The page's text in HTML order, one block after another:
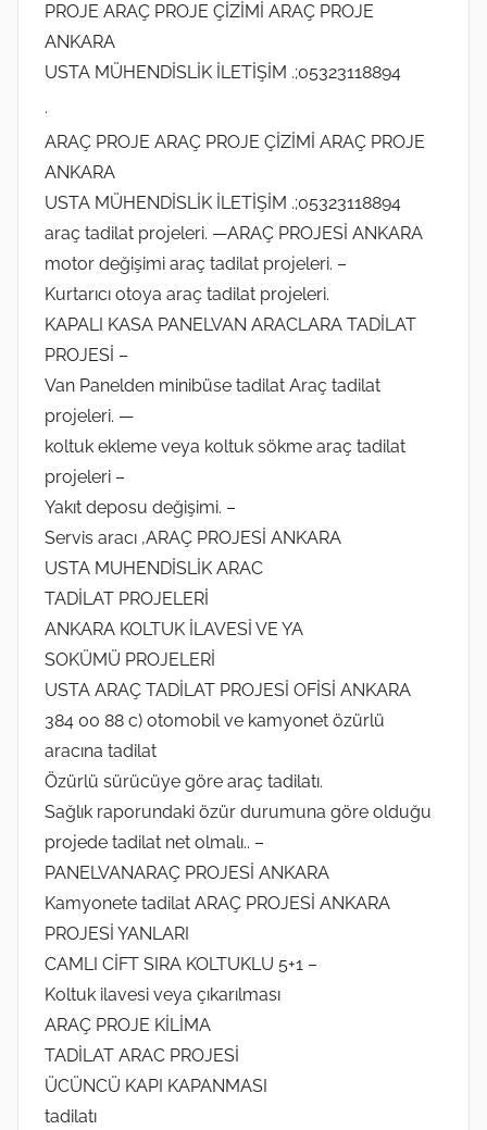
PROJE ARAÇ PROJE ÇİZİMİ ARAÇ PROJE
ANKARA
USTA MÜHENDİSLİK İLETİŞİM .;05323118894
.
ARAÇ PROJE ARAÇ PROJE ÇİZİMİ ARAÇ PROJE
ANKARA
USTA MÜHENDİSLİK İLETİŞİM .;05323118894
araç tadilat projeleri. —ARAÇ PROJESİ ANKARA
motor değişimi araç tadilat projeleri. –
Kurtarıcı otoya araç tadilat projeleri.
KAPALI KASA PANELVAN ARACLARA TADİLAT
PROJESİ –
Van Panelden minibüse tadilat Araç tadilat
projeleri. —
koltuk ekleme veya koltuk sökme araç tadilat
projeleri –
Yakıt deposu değişimi. –
Servis aracı ,ARAÇ PROJESİ ANKARA
USTA MUHENDİSLİK ARAC
TADİLAT PROJELERİ
ANKARA KOLTUK İLAVESİ VE YA
SOKÜMÜ PROJELERİ
USTA ARAÇ TADİLAT PROJESİ OFİSİ ANKARA
384 00 88 c) otomobil ve kamyonet özürlü
aracına tadilat
Özürlü sürücüye göre araç tadilatı.
Sağlık raporundaki özür durumuna göre olduğu
projede tadilat net olmalı.. –
PANELVANARAÇ PROJESİ ANKARA
Kamyonete tadilat ARAÇ PROJESİ ANKARA
PROJESİ YANLARI
CAMLI CİFT SIRA KOLTUKLU 5+1 –
Koltuk ilavesi veya çıkarılması
ARAÇ PROJE KİLİMA
TADİLAT ARAC PROJESİ
ÜCÜNCÜ KAPI KAPANMASI
tadilatı